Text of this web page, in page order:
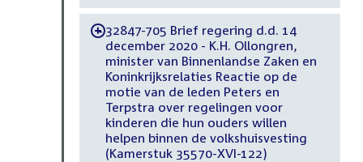
-32847-705 Brief regering d.d. 14
december 2020 - K.H. Ollongren,
minister van Binnenlandse Zaken en
Koninkrijksrelaties Reactie op de
motie van de leden Peters en
Terpstra over regelingen voor
kinderen die hun ouders willen
helpen binnen de volkshuisvesting
(Kamerstuk 35570-XVI-122)